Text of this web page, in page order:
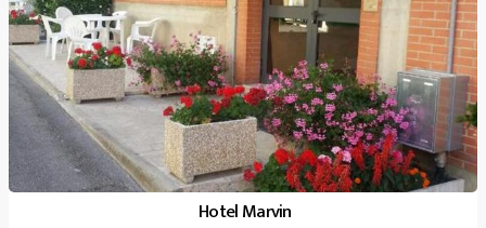
Hotel Marvin